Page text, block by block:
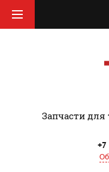
‎Запчасти для